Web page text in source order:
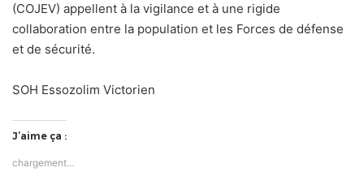
(COJEV) appellent à la vigilance et à une rigide
collaboration entre la population et les Forces de défense
et de sécurité.
SOH Essozolim Victorien
J’aime ça :
chargement…